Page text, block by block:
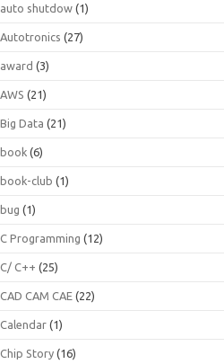
auto shutdow (1)
Autotronics (27)
award (3)
AWS (21)
Big Data (21)
book (6)
book-club (1)
bug (1)
C Programming (12)
C/ C++ (25)
CAD CAM CAE (22)
Calendar (1)
Chip Story (16)